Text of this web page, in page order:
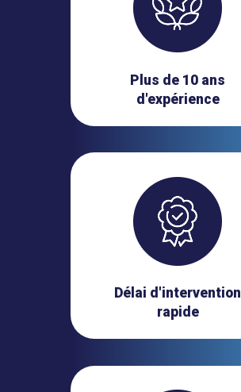
Plus de 10 ans
d'expérience
Délai d'intervention
rapide